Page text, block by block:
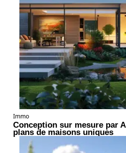
Immo
Conception sur mesure par
plans de maisons uniques